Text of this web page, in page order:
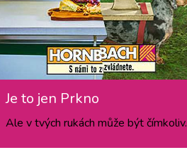
Je to jen Prkno
Ale v tvých rukách může být čímkoliv.